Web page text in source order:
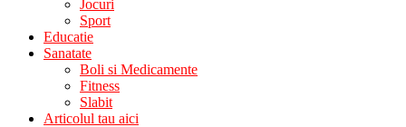
Jocuri
Sport
Educatie
Sanatate
Boli si Medicamente
Fitness
Slabit
Articolul tau aici